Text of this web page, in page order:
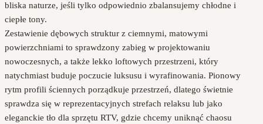
bliska naturze, jeśli tylko odpowiednio zbalansujemy chłodne i
ciepłe tony.
Zestawienie dębowych struktur z ciemnymi, matowymi
powierzchniami to sprawdzony zabieg w projektowaniu
nowoczesnych, a także lekko loftowych przestrzeni, który
natychmiast buduje poczucie luksusu i wyrafinowania. Pionowy
rytm profili ściennych porządkuje przestrzeń, dlatego świetnie
sprawdza się w reprezentacyjnych strefach relaksu lub jako
eleganckie tło dla sprzętu RTV, gdzie chcemy uniknąć chaosu